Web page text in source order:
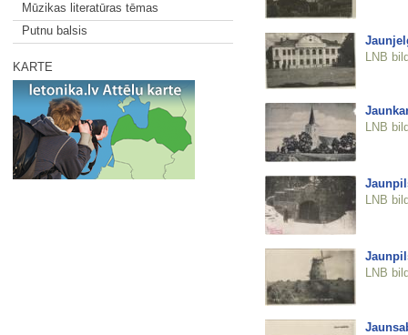
Mūzikas literatūras tēmas
Putnu balsis
KARTE
LNB
LNB
LNB
LNB